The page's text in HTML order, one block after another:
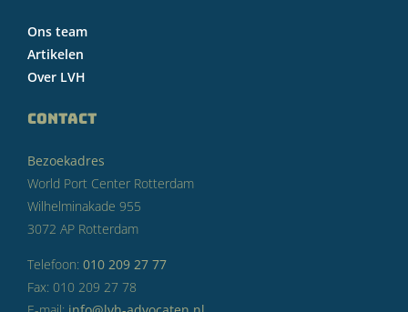
Ons team
Artikelen
Over LVH
CONTACT
Bezoekadres
World Port Center Rotterdam
Wilhelminakade 955
3072 AP Rotterdam
Telefoon: 010 209 27 77
Fax: 010 209 27 78